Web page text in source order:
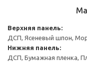
Верхняя панель:
ДСП, Ясеневый шпон,
Нижняя панель:
ДСП, Бумажная пленка,